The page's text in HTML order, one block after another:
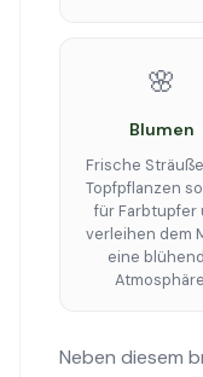
🌸
Blumen
Frische
Topfpflanzen
für Farbtupfer
verleihen dem
eine
Neben diesem